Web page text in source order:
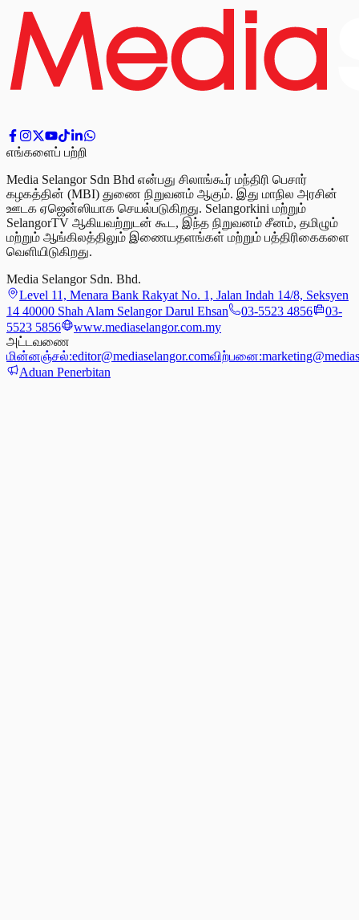
எங்களைப் பற்றி
Media Selangor Sdn Bhd என்பது சிலாங்கூர் மந்திரி பெசார்
கழகத்தின் (MBI) துணை நிறுவனம் ஆகும். இது மாநில அரசின்
ஊடக ஏஜென்ஸியாக செயல்படுகிறது. Selangorkini மற்றும்
SelangorTV ஆகியவற்றுடன் கூட, இந்த நிறுவனம் சீனம், தமிழும்
மற்றும் ஆங்கிலத்திலும் இணையதளங்கள் மற்றும் பத்திரிகைகளை
வெளியிடுகிறது.
Media Selangor Sdn. Bhd.
Level 11, Menara Bank Rakyat No. 1, Jalan Indah 14/8, Seksyen
14 40000 Shah Alam Selangor Darul Ehsan
03-5523 4856
03-
5523 5856
www.mediaselangor.com.my
அட்டவணை
மின்னஞ்சல்:editor@mediaselangor.comவிற்பனை:
Aduan Penerbitan